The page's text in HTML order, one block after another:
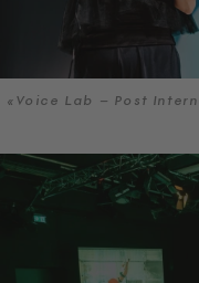
«Voice Lab – Post